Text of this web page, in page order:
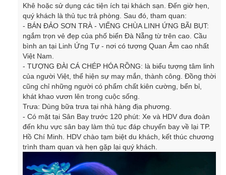
Khê hoặc sử dụng các tiện ích tại khách sạn. Đến giờ hẹn,
quý khách là thủ tục trả phòng. Sau đó, tham quan:
- BÁN ĐẢO SƠN TRÀ - VIẾNG CHÙA LINH ỨNG BÃI BỤT:
ngắm trọn vẻ đẹp của phố biển Đà Nẵng từ trên cao. Cầu
bình an tại Linh Ứng Tự - nơi có tượng Quan Âm cao nhất
Việt Nam.
- TƯỢNG ĐÀI CÁ CHÉP HÓA RỒNG: là biểu tượng tâm linh
của người Việt, thể hiện sự may mắn, thành công. Đồng thời
cũng chỉ những người có phẩm chất kiên cường, bển bỉ,
khát khao vươn lên trong cuộc sống.
Trưa: Dùng bữa trưa tại nhà hàng địa phương.
- Có mặt tại Sân Bay trước 120 phút: Xe và HDV đưa đoàn
đến khu vực sân bay làm thủ tục đáp chuyến bay về lại TP.
Hồ Chí Minh. HDV chào tạm biệt du khách, kết thúc chương
trình tham quan và hẹn gặp lại quý khách.